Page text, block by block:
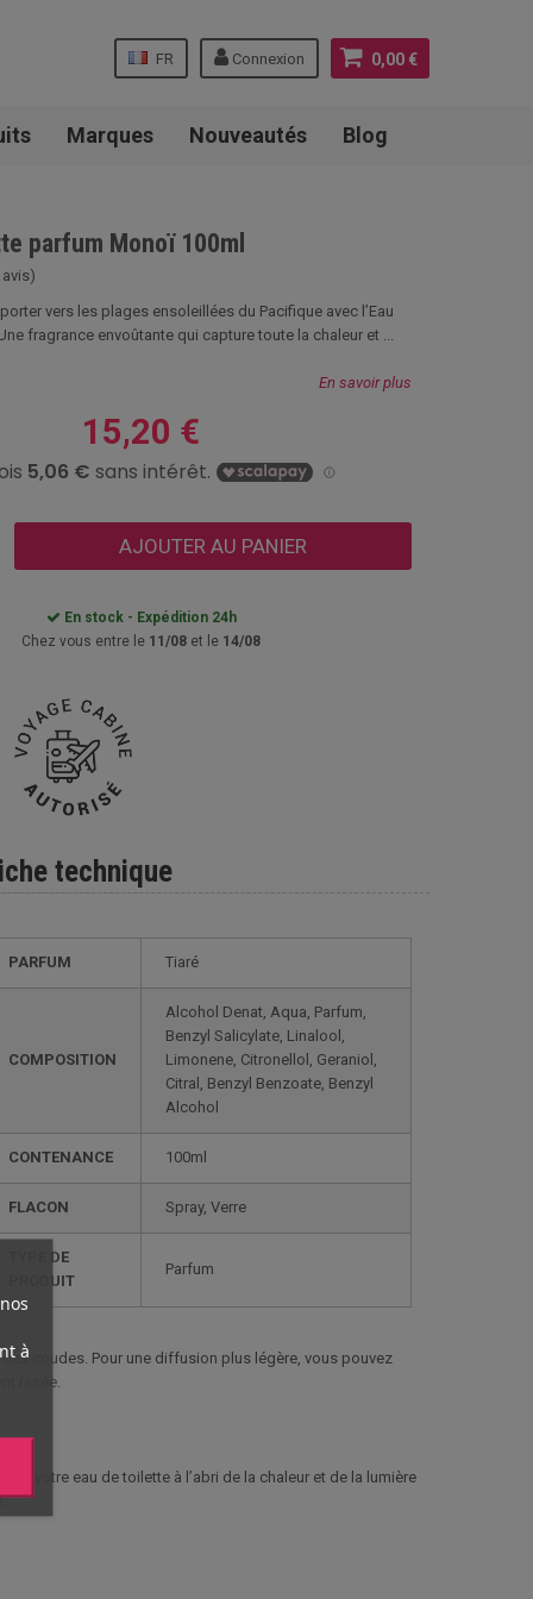
0,00 €
Connexion
FR
à
Marques Nouveautés Blog
parfum Monoï 100ml
avis)
vers les plages ensoleillées du Pacifique avec l’Eau
fragrance envoûtante qui capture toute la chaleur et ...
En savoir plus
15,20 €
AJOUTER AU PANIER
En stock - Expédition 24h
Chez vous entre le 11/08 et le 14/08
technique
PARFUM Tiaré
COMPOSITION
Alcohol Denat, Aqua, Parfum,
Benzyl Salicylate, Linalool,
Limonene, Citronellol, Geraniol,
Citral, Benzyl Benzoate, Benzyl
Alcohol
CONTENANCE 100ml
FLACON Spray, Verre
TYPE DE
PRODUIT
Parfum
coudes. Pour une diffusion plus légère, vous pouvez
rasée.
votre eau de toilette à l’abri de la chaleur et de la lumière